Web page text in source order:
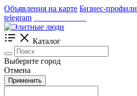
Объявления на карте Бизнес-профили
telegram
Каталог
Выберите город
Отмена
Применить